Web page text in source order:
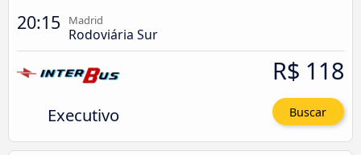
20:15 Madrid
Rodoviária Sur
Executivo
R$ 118
Buscar